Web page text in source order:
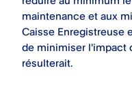
maintenance et aux
Caisse Enregistreuse
de minimiser l'impact
résulterait.